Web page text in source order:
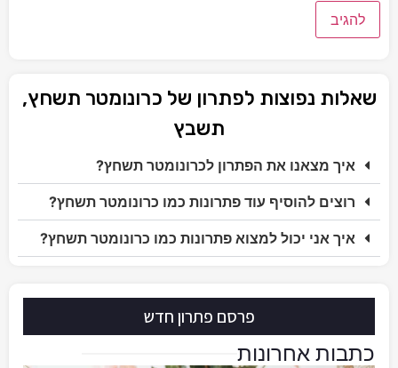
שאלות נפוצות לפתרון של כרונומטר תשחץ,
תשבץ
איך מצאנו את הפתרון לכרונומטר תשחץ?
רוצים להוסיף עוד פתרונות כמו כרונומטר תשחץ?
איך אני יכול למצוא פתרונות כמו כרונומטר תשחץ?
פרסם פתרון חדש
כתבות אחרונות